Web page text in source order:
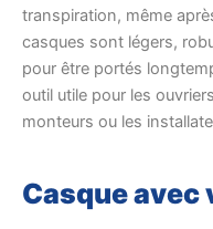
transpiration, même
casques sont légers,
pour être portés
outil utile pour les
monteurs ou les
Casque avec